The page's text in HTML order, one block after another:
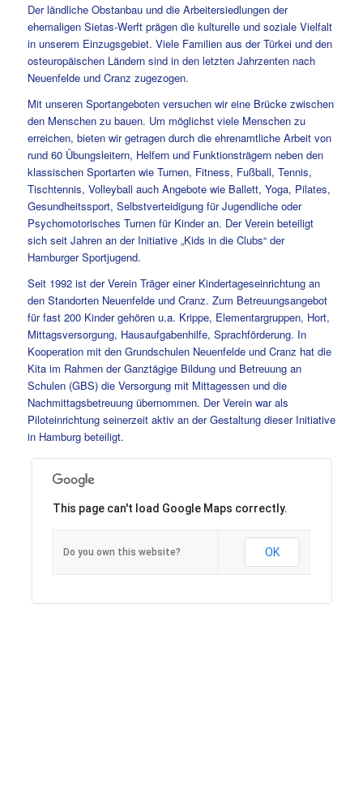
Der ländliche Obstanbau und die Arbeitersiedlungen der
ehemaligen Sietas-Werft prägen die kulturelle und soziale Vielfalt
in unserem Einzugsgebiet. Viele Familien aus der Türkei und den
osteuropäischen Ländern sind in den letzten Jahrzenten nach
Neuenfelde und Cranz zugezogen.
Mit unseren Sportangeboten versuchen wir eine Brücke zwischen
den Menschen zu bauen. Um möglichst viele Menschen zu
erreichen, bieten wir getragen durch die ehrenamtliche Arbeit von
rund 60 Übungsleitern, Helfern und Funktionsträgern neben den
klassischen Sportarten wie Turnen, Fitness, Fußball, Tennis,
Tischtennis, Volleyball auch Angebote wie Ballett, Yoga, Pilates,
Gesundheitssport, Selbstverteidigung für Jugendliche oder
Psychomotorisches Turnen für Kinder an. Der Verein beteiligt
sich seit Jahren an der Initiative „Kids in die Clubs“ der
Hamburger Sportjugend.
Seit 1992 ist der Verein Träger einer Kindertageseinrichtung an
den Standorten Neuenfelde und Cranz. Zum Betreuungsangebot
für fast 200 Kinder gehören u.a. Krippe, Elementargruppen, Hort,
Mittagsversorgung, Hausaufgabenhilfe, Sprachförderung. In
Kooperation mit den Grundschulen Neuenfelde und Cranz hat die
Kita im Rahmen der Ganztägige Bildung und Betreuung an
Schulen (GBS) die Versorgung mit Mittagessen und die
Nachmittagsbetreuung übernommen. Der Verein war als
Piloteinrichtung seinerzeit aktiv an der Gestaltung dieser Initiative
in Hamburg beteiligt.
This page can't load Google Maps correctly.
Do you own this website? OK